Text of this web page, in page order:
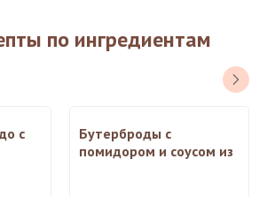
по ингредиентам
с
Бутерброды с
помидором и соусом из